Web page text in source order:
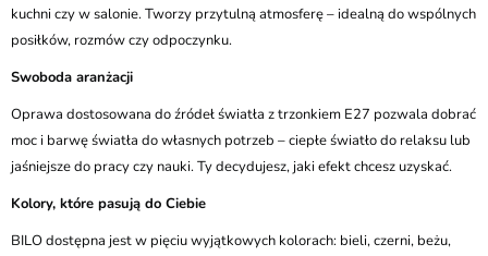
kuchni czy w salonie. Tworzy przytulną atmosferę – idealną do wspólnych
posiłków, rozmów czy odpoczynku.
Swoboda aranżacji
Oprawa dostosowana do źródeł światła z trzonkiem E27 pozwala dobrać
moc i barwę światła do własnych potrzeb – ciepłe światło do relaksu lub
jaśniejsze do pracy czy nauki. Ty decydujesz, jaki efekt chcesz uzyskać.
Kolory, które pasują do Ciebie
BILO dostępna jest w pięciu wyjątkowych kolorach: bieli, czerni, beżu,